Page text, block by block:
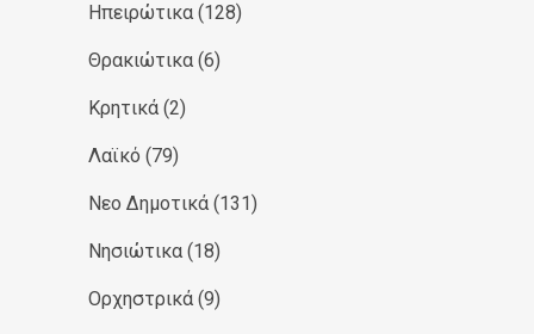
Ηπειρώτικα (128)
Θρακιώτικα (6)
Κρητικά (2)
Λαϊκό (79)
Νεο Δημοτικά (131)
Νησιώτικα (18)
Ορχηστρικά (9)